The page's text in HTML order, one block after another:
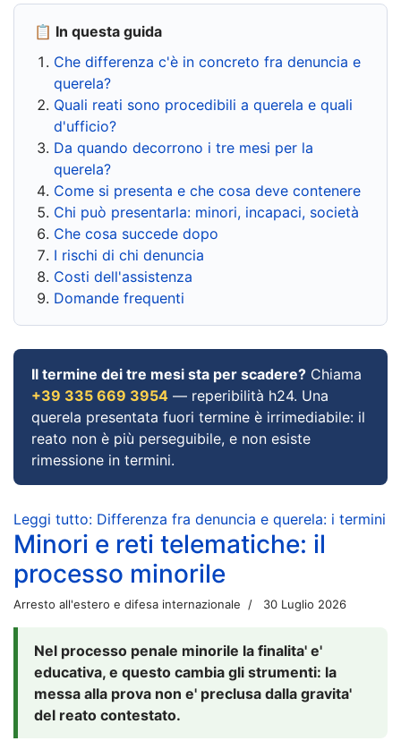
📋 In questa guida
Che differenza c'è in concreto fra denuncia e
querela?
Quali reati sono procedibili a querela e quali
d'ufficio?
Da quando decorrono i tre mesi per la
querela?
Come si presenta e che cosa deve contenere
Chi può presentarla: minori, incapaci, società
Che cosa succede dopo
I rischi di chi denuncia
Costi dell'assistenza
Domande frequenti
Il termine dei tre mesi sta per scadere? Chiama
+39 335 669 3954 — reperibilità h24. Una
querela presentata fuori termine è irrimediabile: il
reato non è più perseguibile, e non esiste
rimessione in termini.
Leggi tutto: Differenza fra denuncia e querela: i termini
Minori e reti telematiche: il
processo minorile
Arresto all'estero e difesa internazionale 30 Luglio 2026
Nel processo penale minorile la finalita' e'
educativa, e questo cambia gli strumenti: la
messa alla prova non e' preclusa dalla gravita'
del reato contestato.